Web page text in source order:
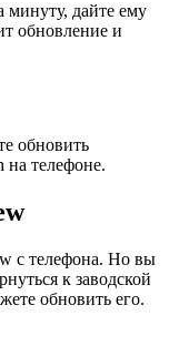
минуту, дайте ему
обновление и
обновить
телефоне.
с телефона. Но вы
к заводской
обновить его.